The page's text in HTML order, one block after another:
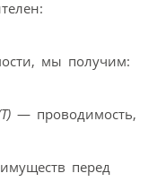
мы получим:
— проводимость,
перед